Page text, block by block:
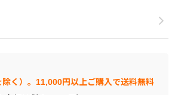
く）。11,000円以上ご購入で送料無料